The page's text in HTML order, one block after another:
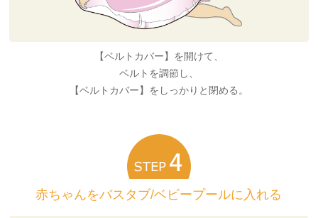
【ベルトカバー】を開けて、
ベルトを調節し、
【ベルトカバー】をしっかりと閉める。
赤ちゃんをバスタブ/ベビープールに入れる